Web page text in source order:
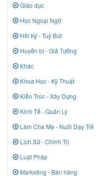
Giáo dục
Học Ngoại Ngữ
Hồi Ký - Tuỳ Bút
Huyền bí - Giả Tưởng
Khác
Khoa Học - Kỹ Thuật
Kiến Trúc - Xây Dựng
Kinh Tế - Quản Lý
Làm Cha Mẹ - Nuôi Dạy Trẻ
Lịch Sử - Chính Trị
Luật Pháp
Marketing - Bán hàng